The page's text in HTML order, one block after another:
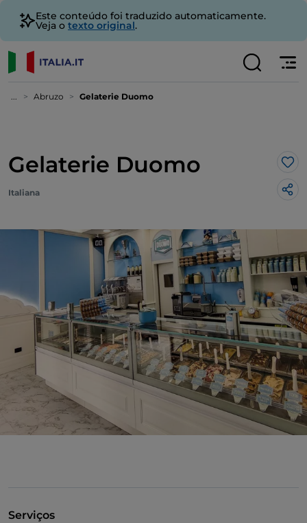
Este conteúdo foi traduzido automaticamente.
Veja o texto original.
... Abruzo Gelaterie Duomo
Gelaterie Duomo
Italiana
Serviços